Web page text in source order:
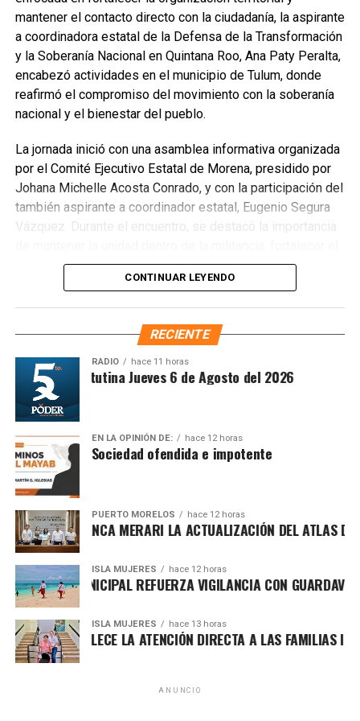
Recibe las noticias al instante
Únete al canal oficial de WhatsApp de
Quinto Podery recibe las noticias más
importantes de Quintana Roo directamente
Unirme al canal de WhatsApp
mantener el contacto directo con la ciudadanía, la aspirante
a coordinadora estatal de la Defensa de la Transformación
y la Soberanía Nacional en Quintana Roo, Ana Paty Peralta,
encabezó actividades en el municipio de Tulum, donde
reafirmó el compromiso del movimiento con la soberanía
nacional y el bienestar del pueblo.
La jornada inició con una asamblea informativa organizada
por el Comité Ejecutivo Estatal de Morena, presidido por
Johana Michelle Acosta Conrado, y con la participación del
también aspirante a coordinador estatal, Eugenio Segura
Vázquez. Durante el encuentro, se destacó la importancia
diálogo con la ciudadanía y continuar consolidando la
Cuarta Transformación desde las bases, con la
participación activa de la gente como eje central.
En este espacio, se subrayó que la defensa de la
soberanía nacional y la continuidad del proyecto de
territorial permanente, elementos que han permitido que el
CONTINUAR LEYENDO
RECIENTE
RADIO hace 11 horas
Síntesis Matutina Jueves 6 de Agosto del 2026
EN LA OPINIÓN DE: hace 12 horas
Sociedad ofendida e impotente
PUERTO MORELOS hace 12 horas
BLANCA MERARI LA ACTUALIZACIÓN DEL ATLAS DE
ISLA MUJERES hace 12 horas
MUNICIPAL REFUERZA VIGILANCIA CON
ISLA MUJERES hace 13 horas
FORTALECE LA ATENCIÓN DIRECTA A LAS FAMILIAS
ANUNCIO